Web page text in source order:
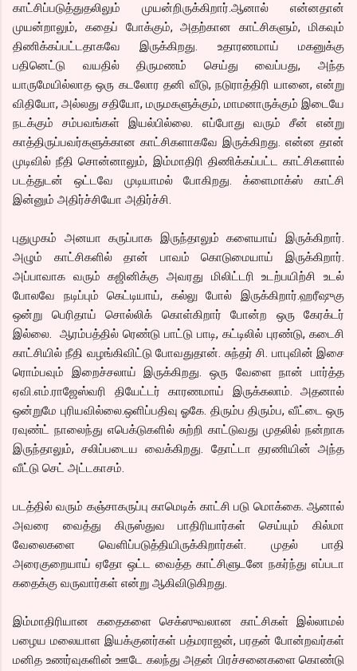
காட்சிப்படுத்துதலிலும் முயன்றிருக்கிறார்.ஆனால் என்னதான்
முயன்றாலும், கதைப் போக்கும், அதற்கான காட்சிகளும், மிகவும்
திணிக்கப்பட்டதாகவே இருக்கிறது. உதாரணமாய் மகனுக்கு
பதினெட்டு வயதில் திருமணம் செய்து வைப்பது, அந்த
யாருமேயில்லாத ஒரு கடலோர தனி வீடு, நடுராத்திரி யானை, என்று
விதியோ, அல்லது சதியோ, மருமகளுக்கும், மாமனாருக்கும் இடையே
நடக்கும் சம்பவங்கள் இயல்பில்லை. எப்போது வரும் சீன் என்று
காத்திருப்பவர்களுக்கான காட்சிகளாகவே இருக்கிறது. என்ன தான்
முடிவில் நீதி சொன்னாலும், இம்மாதிரி திணிக்கப்பட்ட காட்சிகளால்
படத்துடன் ஒட்டவே முடியாமல் போகிறது. க்ளைமாக்ஸ் காட்சி
இன்னும் அதிர்ச்சியோ அதிர்ச்சி.
புதுமுகம் அனயா கருப்பாக இருந்தாலும் களையாய் இருக்கிறார்.
அழும் காட்சிகளில் தான் பாவம் கொடுமையாய் இருக்கிறார்.
அப்பாவாக வரும் கஜினிக்கு அவரது மிலிட்டரி உடற்பயிற்சி உடல்
போலவே நடிப்பும் கெட்டியாய், கல்லு போல் இருக்கிறார்.ஹரீஷுகு
ஒன்று பெரிதாய் சொல்லிக் கொள்கிறார் போன்ற ஒரு கேரக்டர்
இல்லை. ஆரம்பத்தில் ரெண்டு பாட்டு பாடி, கட்டிலில் புரண்டு, கடைசி
காட்சியில் நீதி வழங்கிவிட்டு போவதுதான். சுந்தர் சி. பாபுவின் இசை
ரொம்பவும் இறைச்சலாய் இருக்கிறது. ஒரு வேளை நான் பார்த்த
ஏவி.எம்.ராஜேஸ்வரி தியேட்டர் காரணமாய் இருக்கலாம். அதனால்
ஒன்றுமே புரியவில்லை.ஒளிப்பதிவு ஓகே. திரும்ப திரும்ப, வீட்டை ஒரு
ரவுண்ட் நாலைந்து எபெக்டுகளில் சுற்றி காட்டுவது முதலில் நன்றாக
இருந்தாலும், சலிப்படைய வைக்கிறது. தோட்டா தரணியின் அந்த
வீட்டு செட் அட்டகாசம்.
படத்தில் வரும் கஞ்சாகருப்பு காமெடிக் காட்சி படு மொக்கை. ஆனால்
அவரை வைத்து கிருஸ்துவ பாதிரியார்கள் செய்யும் கில்மா
வேலைகளை வெளிப்படுத்தியிருக்கிறார்கள். முதல் பாதி
அரைகுறையாய் ஏதோ ஒட்ட வைத்த காட்சிளுடனே நகர்ந்து எப்படா
கதைக்கு வருவார்கள் என்று ஆகிவிடுகிறது.
இம்மாதிரியான கதைகளை செக்ஸுவலான காட்சிகள் இல்லாமல்
பழைய மலையாள இயக்குனர்கள் பத்மராஜன், பரதன் போன்றவர்கள்
மனித உணர்வுகளின் ஊடே கலந்து அதன் பிரச்சனைகளை கொண்டு